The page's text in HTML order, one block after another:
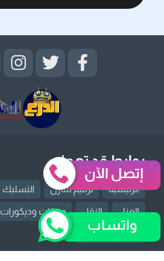
روابط قد تهمك
الرئيسية ترميم منازل التسليك
العزل النقل دهانات وديكورات
مكافحة حشرات
إتصل الآن
واتساب